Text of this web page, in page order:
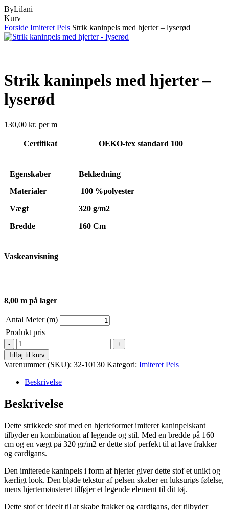
ByLilani
KurvClose
Cart
Forside Imiteret Pels Strik kaninpels med hjerter – lyserød
Strik kaninpels med hjerter –
lyserød
130,00 kr. per m
Certifikat OEKO-tex standard 100
Egenskaber
Beklædning
Materialer
100 %polyester
Vægt
320 g/m2
Bredde
160 Cm
Vaskeanvisning
8,00 m på lager
Antal Meter (m)
Produkt pris
Strik
kaninpels
med
hjerter
-
lyserød
antal
Tilføj til kurv
Varenummer (SKU): 32-10130 Kategori: Imiteret Pels
Beskrivelse
Beskrivelse
Dette strikkede stof med en hjerteformet imiteret kaninpelskant
tilbyder en kombination af legende og stil. Med en bredde på 160
cm og en vægt på 320 gr/m2 er dette stof perfekt til at lave frakker
og cardigans.
Den imiterede kaninpels i form af hjerter giver dette stof et unikt og
kærligt look. Den bløde tekstur af pelsen skaber en luksuriøs følelse,
mens hjertemønsteret tilføjer et legende element til dit tøj.
Dette stof er ideelt til at skabe frakker og cardigans, der tilbyder